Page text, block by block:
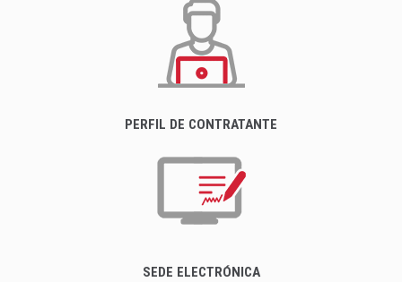
PERFIL DE CONTRATANTE
SEDE ELECTRÓNICA